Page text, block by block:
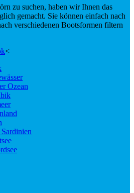
zu suchen, haben wir Ihnen das
gemacht. Sie können einfach nach
verschiedenen Bootsformen filtern
<
Ozean